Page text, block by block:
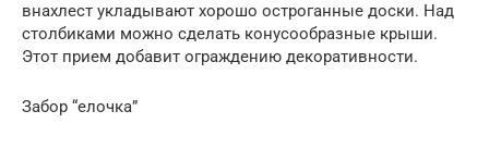
внахлест укладывают хорошо остроганные доски. Над
столбиками можно сделать конусообразные крыши.
Этот прием добавит ограждению декоративности.
Забор “елочка”